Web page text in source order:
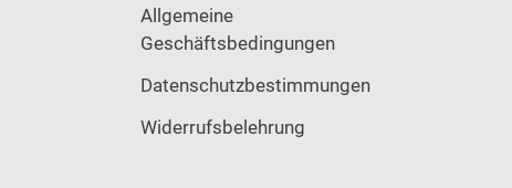
Allgemeine
Geschäftsbedingungen
Datenschutzbestimmungen
Widerrufsbelehrung